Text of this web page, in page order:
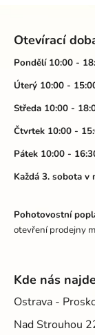
Otevírací
Pondělí 10:00 -
Úterý 10:00 -
Středa 10:00 -
Čtvrtek 10:00 -
Pátek 10:00 -
Každá 3. sobota v
Pohotovostní
otevření prodejny
Kde nás
Ostrava -
Nad Strouhou